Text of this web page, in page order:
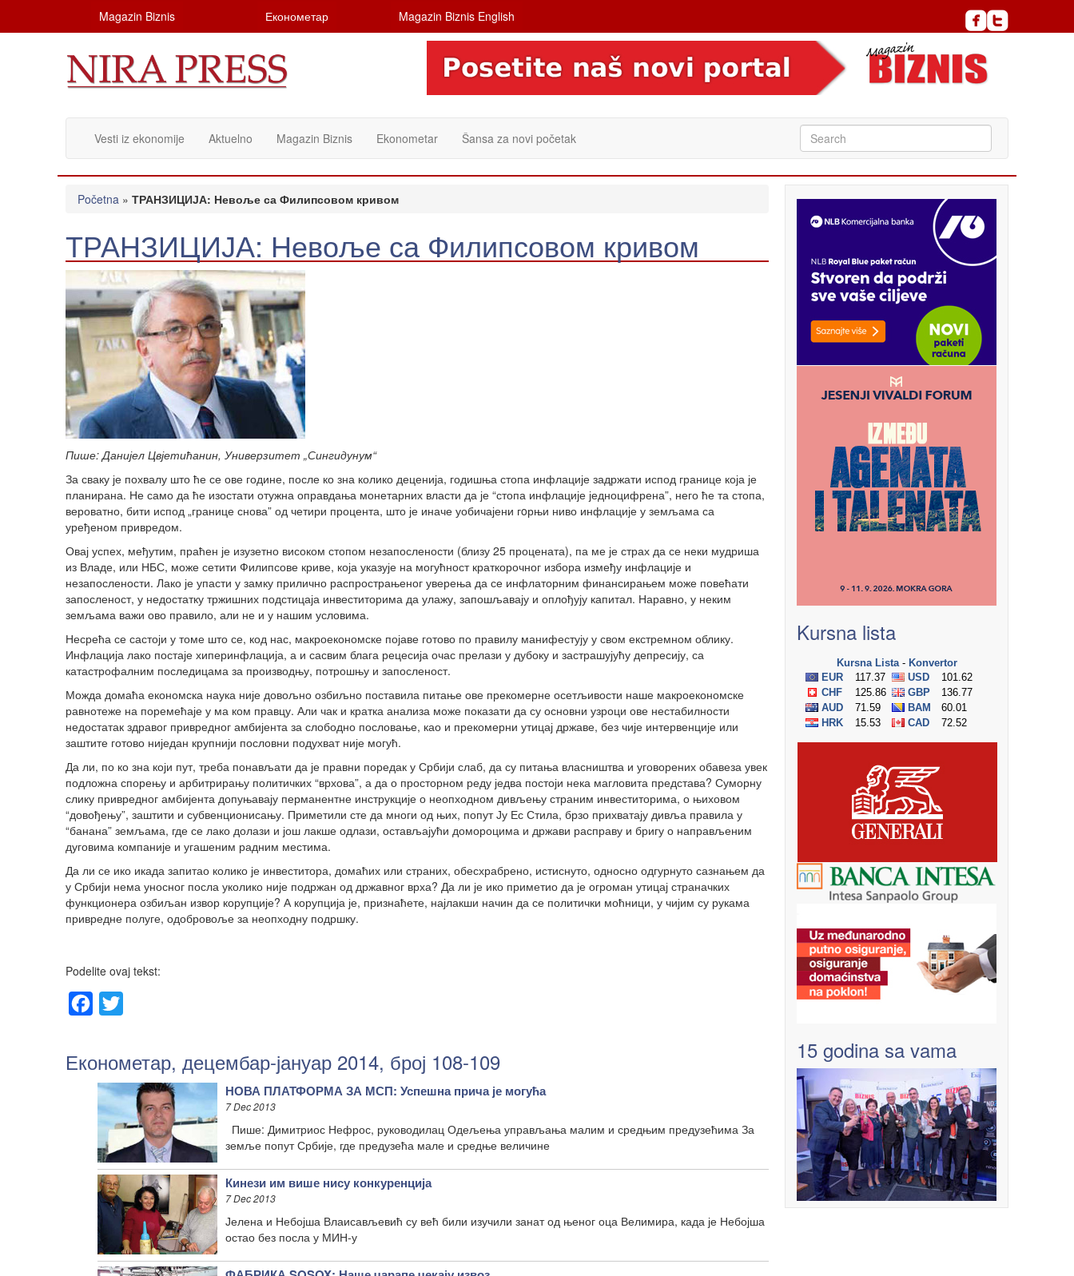
Magazin Biznis Економетар Magazin Biznis English
Vesti iz ekonomije Aktuelno Magazin Biznis Ekonometar Šansa za novi početak
Početna » ТРАНЗИЦИЈА: Невоље са Филипсовом кривом
ТРАНЗИЦИЈА: Невоље са Филипсовом кривом
Пише: Данијел Цвјетићанин, Универзитет „Сингидунум“
За сваку је похвалу што ће се ове године, после ко зна колико деценија, годишња стопа инфлације задржати испод границе која је
планирана. Не само да ће изостати отужна оправдања монетарних власти да је “стопа инфлације једноцифрена”, него ће та стопа,
вероватно, бити испод „границе снова” од четири процента, што је иначе уобичајени гoрњи ниво инфлације у земљама са
уређеном привредом.
Овај успех, међутим, праћен је изузетно високом стопом незапослености (близу 25 процената), па ме је страх да се неки мудриша
из Владе, или НБС, може сетити Филипсове криве, која указује на могућност краткорочног избора између инфлације и
незапослености. Лако је упасти у замку прилично распрострањеног уверења да се инфлаторним финансирањем може повећати
запосленост, у недостатку тржишних подстицаја инвеститорима да улажу, запошљавају и оплођују капитал. Наравно, у неким
земљама важи ово правило, али не и у нашим условима.
Несрећа се састоји у томе што се, код нас, макроекономске појаве готово по правилу манифестују у свом екстремном облику.
Инфлација лако постаје хиперинфлација, а и сасвим блага рецесија очас прелази у дубоку и застрашујућу депресију, са
катастрофалним последицама за производњу, потрошњу и запосленост.
Можда домаћа економска наука није довољно озбиљно поставила питање ове прекомерне осетљивости наше макроекономске
равнотеже на поремећаје у ма ком правцу. Али чак и кратка анализа може показати да су основни узроци ове нестабилности
недостатак здравог привредног амбијента за слободно пословање, као и прекомерни утицај државе, без чије интервенције или
заштите готово ниједан крупнији пословни подухват није могућ.
Да ли, по ко зна који пут, треба понављати да је правни поредак у Србији слаб, да су питања власништва и уговорених обавеза увек
подложна спорењу и арбитрирању политичких “врхова”, а да о просторном реду једва постоји нека магловита представа? Суморну
слику привредног амбијента допуњавају перманентне инструкције о неопходном дивљењу страним инвеститорима, о њиховом
“довођењу”, заштити и субвенционисању. Приметили сте да многи од њих, попут Ју Ес Стила, брзо прихватају дивља правила у
“банана” земљама, где се лако долази и још лакше одлази, остављајући домороцима и држави расправу и бригу о направљеним
дуговима компаније и угашеним радним местима.
Да ли се ико икада запитао колико је инвеститора, домаћих или страних, обесхрабрено, истиснуто, односно одгурнуто сазнањем да
у Србији нема уносног посла уколико није подржан од државног врха? Да ли је ико приметио да је огроман утицај страначких
функционера озбиљан извор корупције? А корупција је, признаћете, најлакши начин да се политички моћници, у чијим су рукама
привредне полуге, одобровоље за неопходну подршку.
Podelite ovaj tekst:
Facebook
Економетар, децембар-јануар 2014, број 108-109
НОВА ПЛАТФОРМА ЗА МСП: Успешна прича је могућа
7 Dec 2013
Пише: Димитриос Нефрос, руководилац Одељења управљања малим и средњим предузећима За
земље попут Србије, где предузећа мале и средње величине
Кинези им више нису конкуренција
7 Dec 2013
Јелена и Небојша Влаисављевић су већ били изучили занат од њеног оца Велимира, када је Небојша
остао без посла у МИН-у
Kursna lista
15 godina sa vama